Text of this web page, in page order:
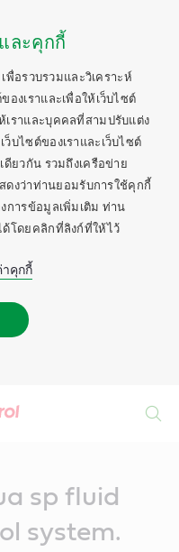
ละคุกกี้
พื่อรวบรวมและวิเคราะห์
งเราและเพื่อให้เว็บไซต์
เราและบุคคลที่สามปรับแต่ง
บไซต์ของเราและเว็บไซต์
ยวกัน รวมถึงเครือข่าย
ดงว่าท่านยอมรับการใช้คุกกี้
การข้อมูลเพิ่มเติม ท่าน
โดยคลิกที่ลิงก์ที่ให้ไว้
าคุกกี้
sp fluid
system.